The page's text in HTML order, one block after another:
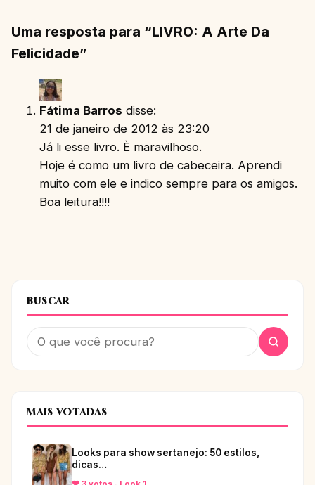
Uma resposta para “LIVRO: A Arte Da
Felicidade”
Fátima Barros disse:
21 de janeiro de 2012 às 23:20
Já li esse livro. È maravilhoso.
Hoje é como um livro de cabeceira. Aprendi
muito com ele e indico sempre para os amigos.
Boa leitura!!!!
BUSCAR
MAIS VOTADAS
Looks para show sertanejo: 50 estilos,
dicas…